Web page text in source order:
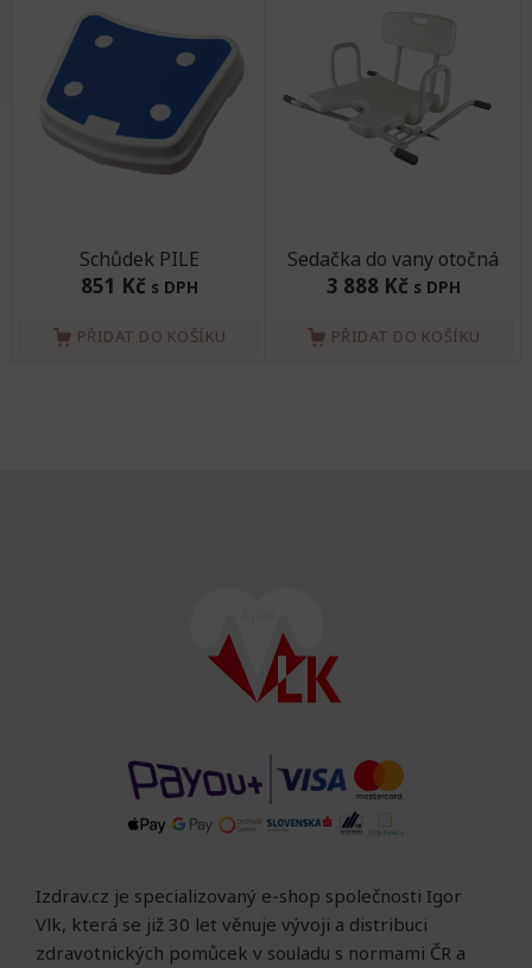
Schůdek PILE
851 Kč s DPH
PŘIDAT DO KOŠÍKU
Sedačka do vany otočná
3 888 Kč s DPH
PŘIDAT DO KOŠÍKU
Izdrav.cz je specializovaný e-shop společnosti Igor
Vlk, která se již 30 let věnuje vývoji a distribuci
zdravotnických pomůcek v souladu s normami ČR a